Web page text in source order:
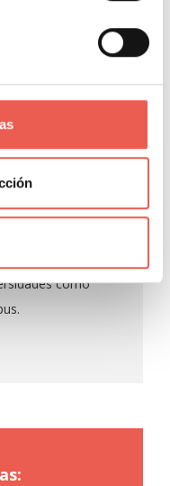
de Tiempo de
digital con 14
BigQuery y
Salvat,
Fraccional
Ingeniero
como